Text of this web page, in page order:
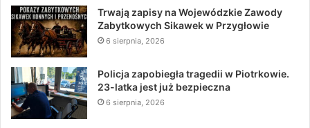
Trwają zapisy na Wojewódzkie Zawody
Zabytkowych Sikawek w Przygłowie
6 sierpnia, 2026
Policja zapobiegła tragedii w Piotrkowie.
23-latka jest już bezpieczna
6 sierpnia, 2026